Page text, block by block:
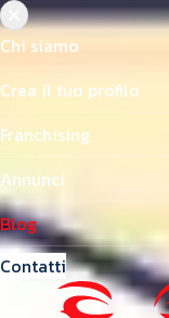
Chi siamo
Crea il tuo profilo
Franchising
Annunci
Blog
Contatti